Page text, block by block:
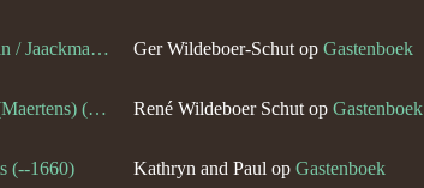
Trijntge Jaecqman / Jaackman (--1651)
Barber Martens (Maertens) (--1658)
(--1660)
Ger Wildeboer-Schut op Gastenboek
René Wildeboer Schut op Gastenboek
Kathryn and Paul op Gastenboek